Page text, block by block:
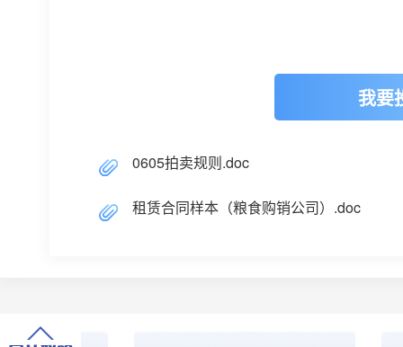
我要
0605拍卖规则.doc
租赁合同样本（粮食购销公司）.doc